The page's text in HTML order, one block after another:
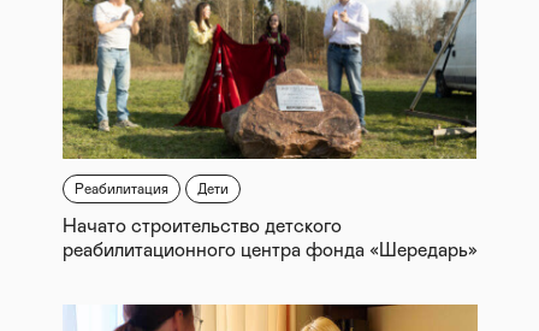
Реабилитация Дети
Начато строительство детского
реабилитационного центра фонда «Шередарь»